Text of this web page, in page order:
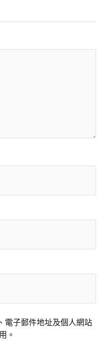
電子郵件地址及個人網站
。